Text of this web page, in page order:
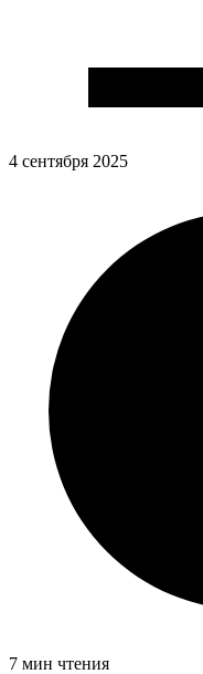
4 сентября 2025
7 мин чтения